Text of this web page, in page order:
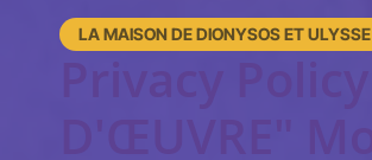
LA MAISON DE DIONYSOS ET ULYSSE